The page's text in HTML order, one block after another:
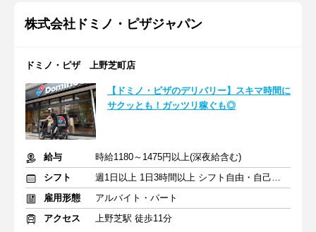
株式会社ドミノ・ピザジャパン
ドミノ・ピザ 上野芝町店
【ドミノ・ピザのデリバリー】スキマ時間に
サクッとも！ガッツリ稼ぐも◎
給与
時給1180～1475円以上(深夜給含む)
シフト
週1日以上 1日3時間以上 シフト自由・自己申告
雇用形態
アルバイト・パート
アクセス
上野芝駅 徒歩11分